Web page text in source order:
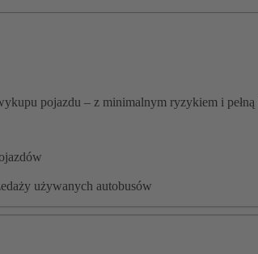
pojazdu – z minimalnym ryzykiem i
używanych autobusów